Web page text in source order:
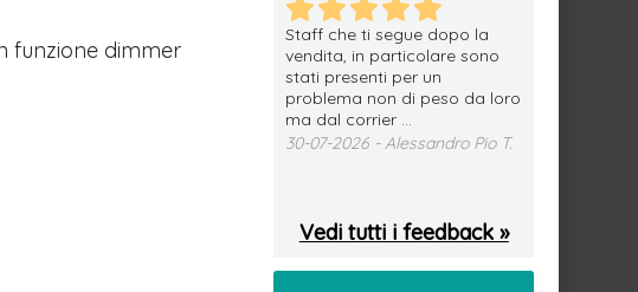
funzione dimmer
ottimo e spedizione
Staff che ti segue dopo la
vendita, in particolare sono
stati presenti per un
problema non di peso da loro
ma dal corrier ...
30-07-2026 - Alessandro Pio T.
Vedi tutti i feedback »